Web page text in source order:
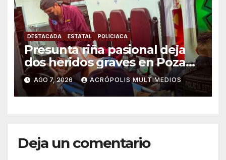
DESTACADA ESTATAL POLICIACA
Presunta riña pasional deja
dos heridos graves en Poza
Rica
AGO 7, 2026 ACRÓPOLIS MULTIMEDIOS
Deja un comentario